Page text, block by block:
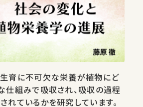
育に不可欠な栄養が植物にど
仕組みで吸収され、吸収の過程
れているかを研究しています。